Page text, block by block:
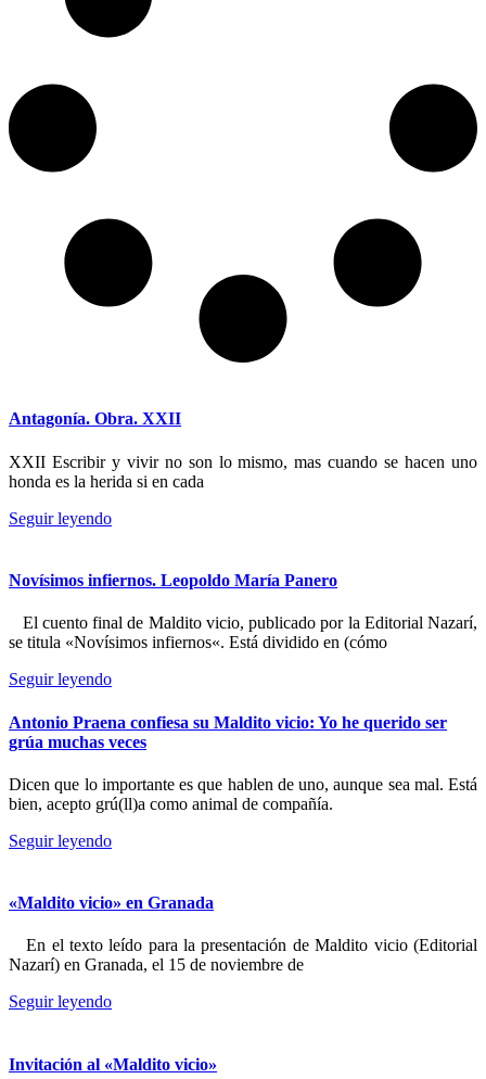
Antagonía. Obra. XXII
XXII Escribir y vivir no son lo mismo, mas cuando se hacen uno
honda es la herida si en cada
Seguir leyendo
Novísimos infiernos. Leopoldo María Panero
El cuento final de Maldito vicio, publicado por la Editorial Nazarí,
se titula «Novísimos infiernos«. Está dividido en (cómo
Seguir leyendo
Antonio Praena confiesa su Maldito vicio: Yo he querido ser
grúa muchas veces
Dicen que lo importante es que hablen de uno, aunque sea mal. Está
bien, acepto grú(ll)a como animal de compañía.
Seguir leyendo
«Maldito vicio» en Granada
En el texto leído para la presentación de Maldito vicio (Editorial
Nazarí) en Granada, el 15 de noviembre de
Seguir leyendo
Invitación al «Maldito vicio»